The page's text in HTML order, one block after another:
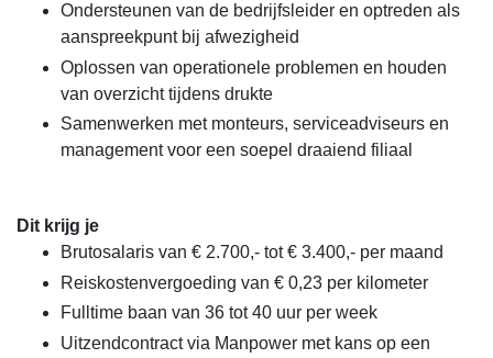
Ondersteunen van de bedrijfsleider en optreden als
aanspreekpunt bij afwezigheid
Oplossen van operationele problemen en houden
van overzicht tijdens drukte
Samenwerken met monteurs, serviceadviseurs en
management voor een soepel draaiend filiaal
Dit krijg je
Brutosalaris van € 2.700,- tot € 3.400,- per maand
Reiskostenvergoeding van € 0,23 per kilometer
Fulltime baan van 36 tot 40 uur per week
Uitzendcontract via Manpower met kans op een